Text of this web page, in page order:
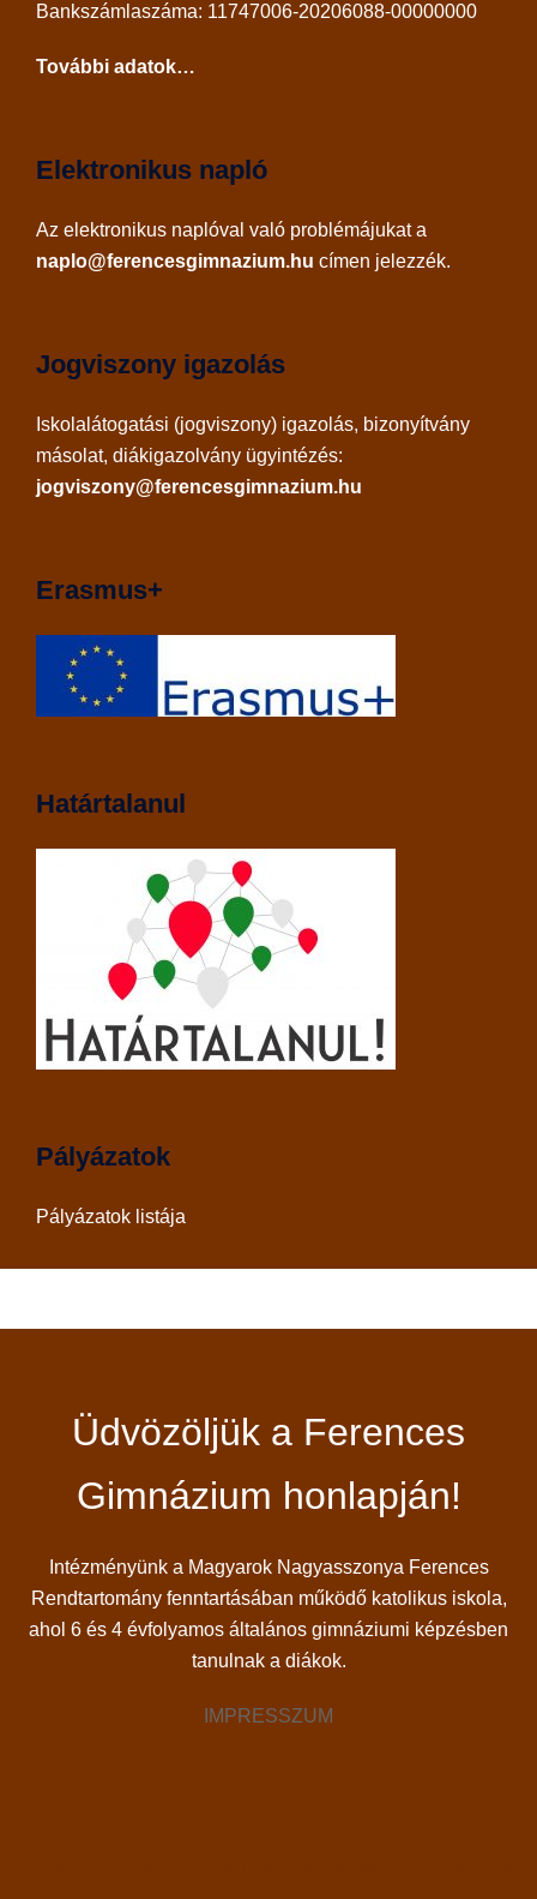
Bankszámlaszáma: 11747006-20206088-00000000
További adatok…
Elektronikus napló
Az elektronikus naplóval való problémájukat a
naplo@ferencesgimnazium.hu címen jelezzék.
Jogviszony igazolás
Iskolalátogatási (jogviszony) igazolás, bizonyítvány
másolat, diákigazolvány ügyintézés:
jogviszony@ferencesgimnazium.hu
Erasmus+
Határtalanul
Pályázatok
Pályázatok listája
Üdvözöljük a Ferences
Gimnázium honlapján!
Intézményünk a Magyarok Nagyasszonya Ferences
Rendtartomány fenntartásában működő katolikus iskola,
ahol 6 és 4 évfolyamos általános gimnáziumi képzésben
tanulnak a diákok.
IMPRESSZUM